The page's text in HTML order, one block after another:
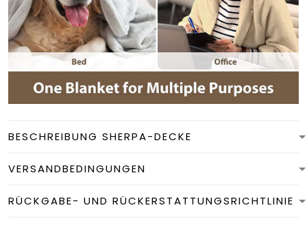
BESCHREIBUNG SHERPA-DECKE
VERSANDBEDINGUNGEN
RÜCKGABE- UND RÜCKERSTATTUNGSRICHTLINIE